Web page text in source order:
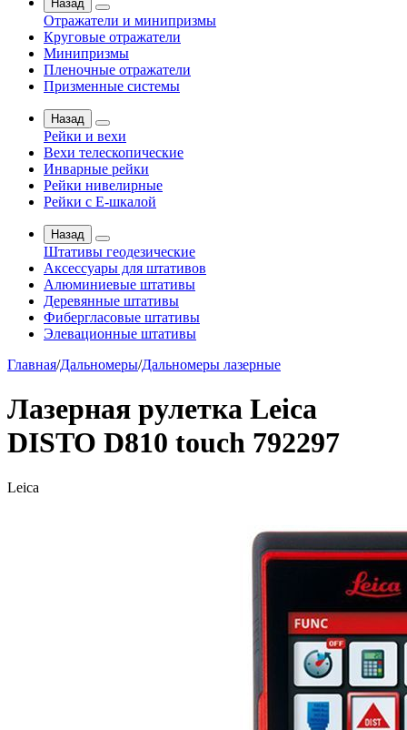
Назад
Отражатели и минипризмы
Круговые отражатели
Минипризмы
Пленочные отражатели
Призменные системы
Назад
Рейки и вехи
Вехи телескопические
Инварные рейки
Рейки нивелирные
Рейки с Е-шкалой
Назад
Штативы геодезические
Аксессуары для штативов
Алюминиевые штативы
Деревянные штативы
Фибергласовые штативы
Элевационные штативы
Главная/Дальномеры/Дальномеры лазерные
Лазерная рулетка Leica
DISTO D810 touch 792297
Leica